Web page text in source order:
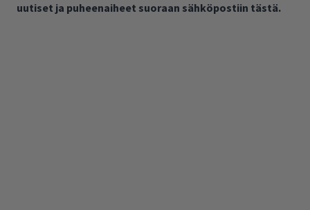
uutiset ja puheenaiheet suoraan sähköpostiin tästä.